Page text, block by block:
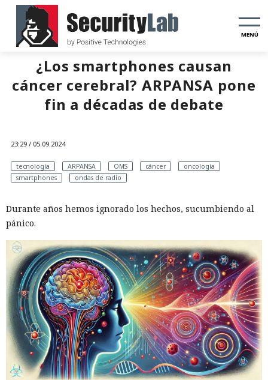
MENÚ
¿Los smartphones causan
cáncer cerebral? ARPANSA pone
fin a décadas de debate
23:29 / 05.09.2024
tecnología ARPANSA OMS cáncer
oncología
smartphones
ondas de radio
Durante años hemos ignorado los hechos, sucumbiendo al
pánico.